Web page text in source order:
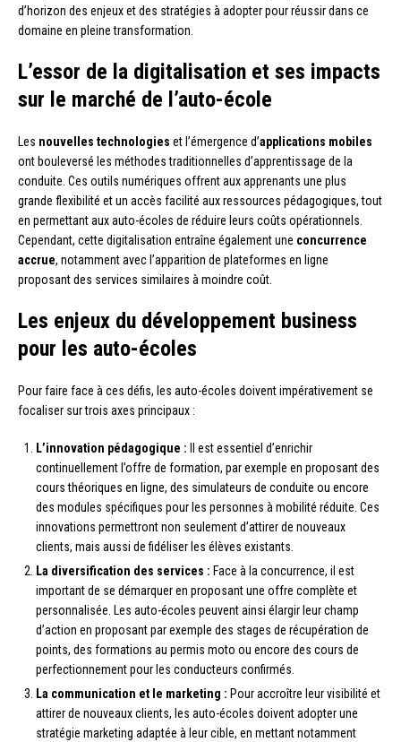
d’horizon des enjeux et des stratégies à adopter pour réussir dans ce
domaine en pleine transformation.
L’essor de la digitalisation et ses impacts
sur le marché de l’auto-école
Les nouvelles technologies et l’émergence d’applications mobiles
ont bouleversé les méthodes traditionnelles d’apprentissage de la
conduite. Ces outils numériques offrent aux apprenants une plus
grande flexibilité et un accès facilité aux ressources pédagogiques, tout
en permettant aux auto-écoles de réduire leurs coûts opérationnels.
Cependant, cette digitalisation entraîne également une concurrence
accrue, notamment avec l’apparition de plateformes en ligne
proposant des services similaires à moindre coût.
Les enjeux du développement business
pour les auto-écoles
Pour faire face à ces défis, les auto-écoles doivent impérativement se
focaliser sur trois axes principaux :
L’innovation pédagogique : Il est essentiel d’enrichir
continuellement l’offre de formation, par exemple en proposant des
cours théoriques en ligne, des simulateurs de conduite ou encore
des modules spécifiques pour les personnes à mobilité réduite. Ces
innovations permettront non seulement d’attirer de nouveaux
clients, mais aussi de fidéliser les élèves existants.
La diversification des services : Face à la concurrence, il est
important de se démarquer en proposant une offre complète et
personnalisée. Les auto-écoles peuvent ainsi élargir leur champ
d’action en proposant par exemple des stages de récupération de
points, des formations au permis moto ou encore des cours de
perfectionnement pour les conducteurs confirmés.
La communication et le marketing : Pour accroître leur visibilité et
attirer de nouveaux clients, les auto-écoles doivent adopter une
stratégie marketing adaptée à leur cible, en mettant notamment